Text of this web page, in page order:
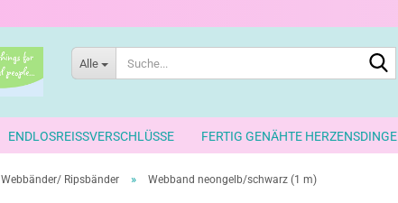
Alle
ENDLOSREISSVERSCHLÜSSE FERTIG GENÄHTE HERZENSDINGE
Webbänder/ Ripsbänder » Webband neongelb/schwarz (1 m)